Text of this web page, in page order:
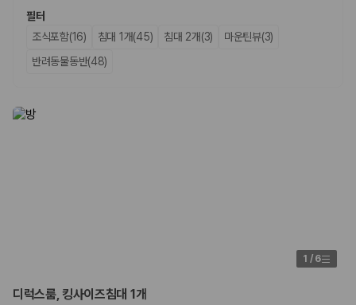
차종별 최저가 비교:
인원에 맞는 차종별 가격을 비교합니다.
보험 조건 비교:일반자차, 완전자차, 슈퍼자차의 면책금과 보상 한
도를 비교합니다.
제주공항 인수 조건 비교:
2. 보험 조건은 가격만큼 중요합니다
필터
조식포함(16)
침대 1개(45) 침대 2개(3)
마운틴뷰(3)
반려동물동반(48)
1 / 6
디럭스룸, 킹사이즈침대 1개